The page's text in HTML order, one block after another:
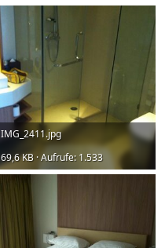
IMG_2411.jpg
69,6 KB · Aufrufe: 1.533